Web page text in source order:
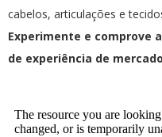
cabelos, articulações e
Experimente e comprove
de experiência de